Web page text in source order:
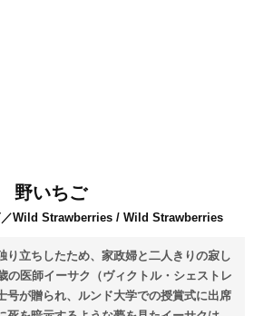
野いちご
／Wild Strawberries / Wild Strawberries
り立ちしたため、家政婦と二人きりの寂し
の医師イーサク（ヴィクトル・シェストレ
号が贈られ、ルンド大学での授賞式に出席